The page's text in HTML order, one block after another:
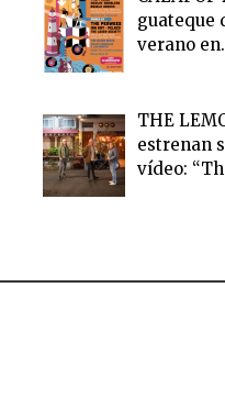
guateque
verano
THE
estrenan
vídeo: